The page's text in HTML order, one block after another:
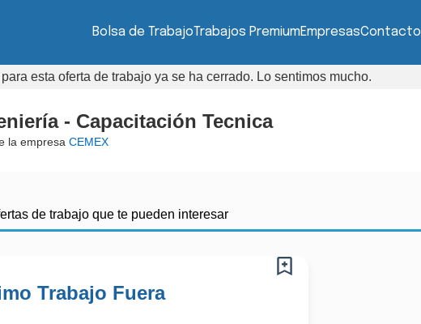
Bolsa de TrabajoTrabajos PremiumEmpresasContacto
esta oferta de trabajo ya se ha cerrado. Lo sentimos mucho.
- Capacitación Tecnica
la empresa CEMEX
de trabajo que te pueden interesar
Trabajo Fuera